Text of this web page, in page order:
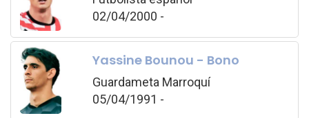
02/04/2000 -
Yassine Bounou - Bono
Guardameta Marroquí
05/04/1991 -